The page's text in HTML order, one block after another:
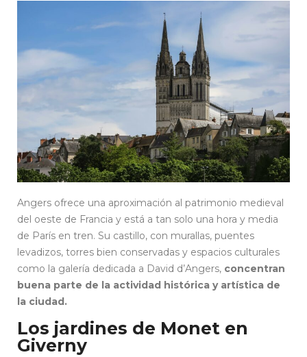
Angers ofrece una aproximación al patrimonio medieval
del oeste de Francia y está a tan solo una hora y media
de París en tren. Su castillo, con murallas, puentes
levadizos, torres bien conservadas y espacios culturales
como la galería dedicada a David d’Angers, concentran
buena parte de la actividad histórica y artística de
la ciudad.
Los jardines de Monet en
Giverny